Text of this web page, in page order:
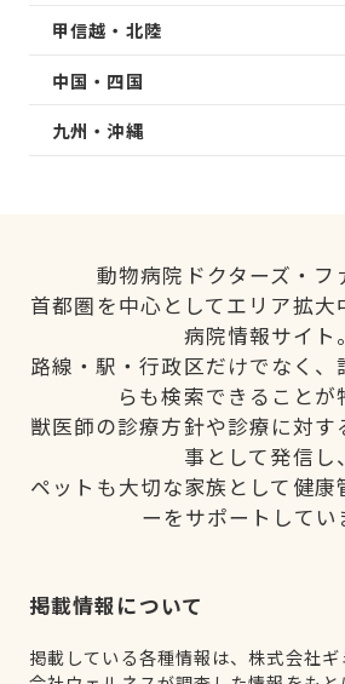
甲信越・北陸
中国・四国
九州・沖縄
動物病院ドクターズ・フ
首都圏を中心としてエリア拡大
病院情報サイト。
路線・駅・行政区だけでなく、
らも検索できることが
獣医師の診療方針や診療に対
事として発信し、
ペットも大切な家族として健康
ーをサポートしてい
掲載情報について
掲載している各種情報は、株式会社